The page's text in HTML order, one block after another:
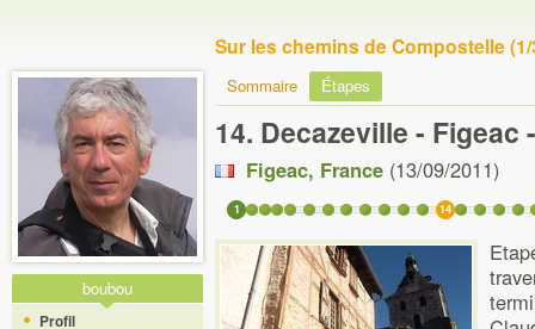
boubou
Profil
Sur les chemins de Compostelle
Sommaire Étapes
14. Decazeville - Figeac
Figeac, France (13/09/2011)
1 14